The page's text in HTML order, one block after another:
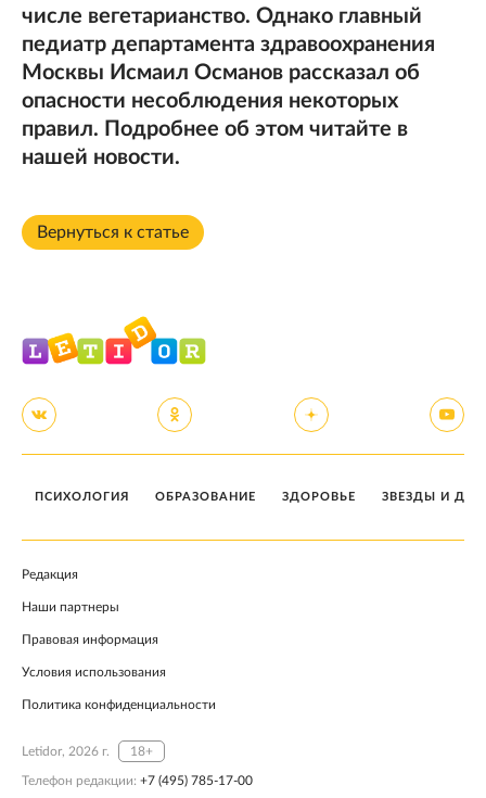
числе вегетарианство. Однако главный
педиатр департамента здравоохранения
Москвы Исмаил Османов рассказал об
опасности несоблюдения некоторых
правил. Подробнее об этом читайте в
нашей новости.
Вернуться к статье
ПСИХОЛОГИЯ ОБРАЗОВАНИЕ ЗДОРОВЬЕ ЗВЕЗДЫ И
Редакция
Наши партнеры
Правовая информация
Условия использования
Политика конфиденциальности
Letidor, 2026 г. 18+
Телефон редакции: +7 (495) 785-17-00